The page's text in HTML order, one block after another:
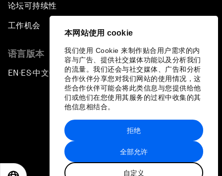
本网站使用 cookie
我们使用 Cookie 来制作贴合用户需求的内
容与广告、提供社交媒体功能以及分析我们
的流量。我们还会与社交媒体、广告和分析
合作伙伴分享您对我们网站的使用情况，这
些合作伙伴可能会将此类信息与您提供给他
们或他们在您使用其服务的过程中收集的其
他信息相结合。
全部允许
自定义
拒绝
论坛可持续性
工作机会
语言版本
EN ▪ES▪中文▪ 日本語
站点地图